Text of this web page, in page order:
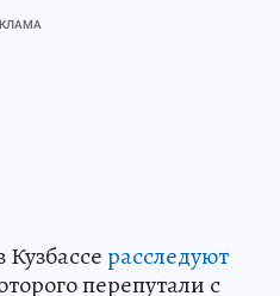
расследуют
перепутали с